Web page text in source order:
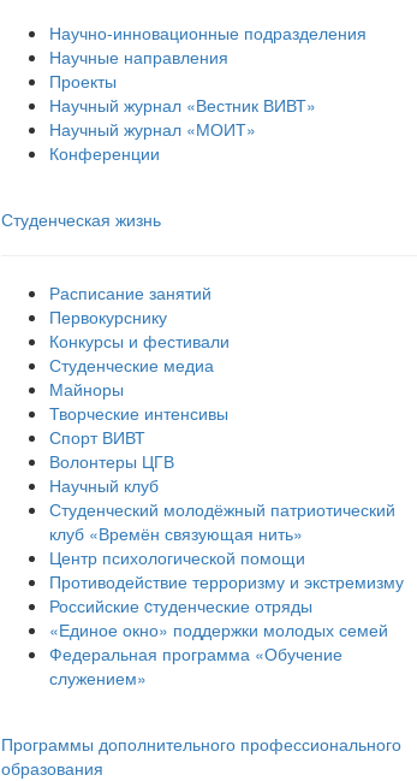
Научно-инновационные подразделения
Научные направления
Проекты
Научный журнал «Вестник ВИВТ»
Научный журнал «МОИТ»
Конференции
Студенческая жизнь
Расписание занятий
Первокурснику
Конкурсы и фестивали
Студенческие медиа
Майноры
Творческие интенсивы
Спорт ВИВТ
Волонтеры ЦГВ
Научный клуб
Студенческий молодёжный патриотический
клуб «Времён связующая нить»
Центр психологической помощи
Противодействие терроризму и экстремизму
Российские cтуденческие отряды
«Единое окно» поддержки молодых семей
Федеральная программа «Обучение
служением»
Программы дополнительного профессионального
образования